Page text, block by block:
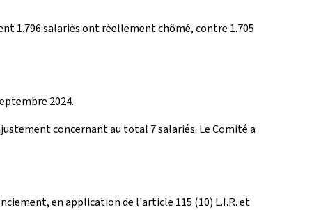
1.796 salariés ont réellement chômé, contre 1.705
2024.
concernant au total 7 salariés. Le Comité a
en application de l'article 115 (10) L.I.R. et